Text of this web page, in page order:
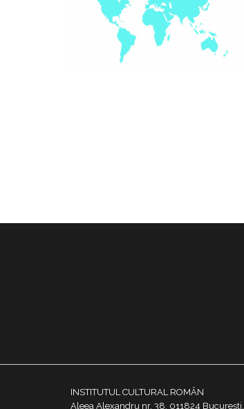
INSTITUTUL CULTURAL ROMÂN
Aleea Alexandru nr. 38, 011824 București,